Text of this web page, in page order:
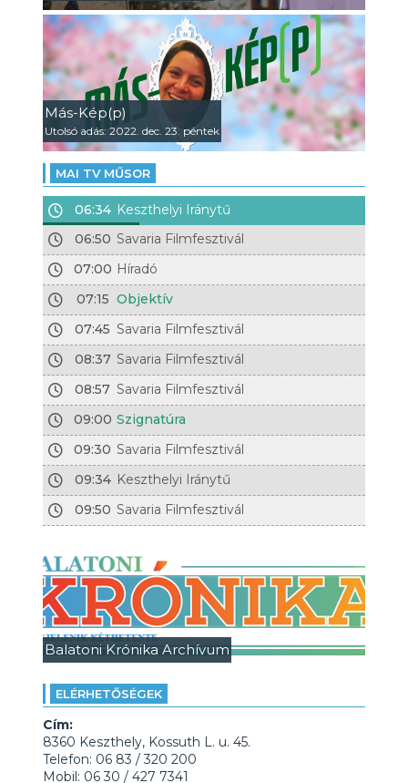
Más-Kép(p)
Utolsó adás: 2022. dec. 23. péntek
MAI TV MŰSOR
06:34 Keszthelyi Iránytű
06:50 Savaria Filmfesztivál
07:00 Híradó
07:15 Objektív
07:45 Savaria Filmfesztivál
08:37 Savaria Filmfesztivál
08:57 Savaria Filmfesztivál
09:00 Szignatúra
09:30 Savaria Filmfesztivál
09:34 Keszthelyi Iránytű
09:50 Savaria Filmfesztivál
Balatoni Krónika Archívum
ELÉRHETŐSÉGEK
Cím:
8360 Keszthely, Kossuth L. u. 45.
Telefon: 06 83 / 320 200
Mobil: 06 30 / 427 7341